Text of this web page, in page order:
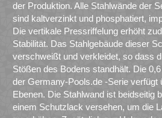
der Produktion. Alle Stahlwände der
sind kaltverzinkt und phosphatiert,
Die vertikale Pressriffelung erhöht
Stabilität. Das Stahlgebäude dieser
verschweißt und verkleidet, so dass
Stößen des Bodens standhält. Die
der Germany-Pools.de -Serie verfügt
Ebenen. Die Stahlwand ist beidseitig
einem Schutzlack versehen, um die